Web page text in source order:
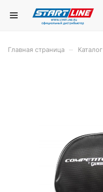
Главная страница Каталог